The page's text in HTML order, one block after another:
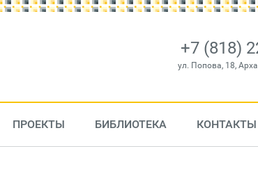
+7 (818)
ул. Попова, 18,
ПРОЕКТЫ БИБЛИОТЕКА КОНТАКТЫ